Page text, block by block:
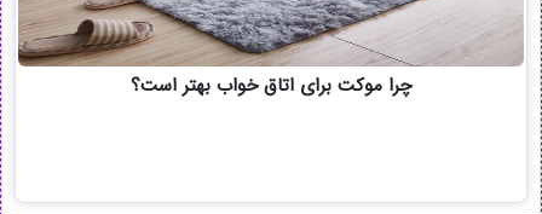
چرا موکت برای اتاق خواب بهتر است؟